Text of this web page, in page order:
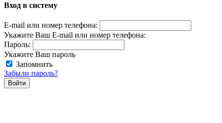
Вход в систему
E-mail или номер телефона:
Укажите Ваш E-mail или номер телефона:
Пароль:
Укажите Ваш пароль
Запомнить
Забыли пароль?